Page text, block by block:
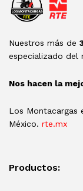
Nuestros más de
especializado del
Nos hacen la
Los Montacargas
México. rte.mx
Productos: